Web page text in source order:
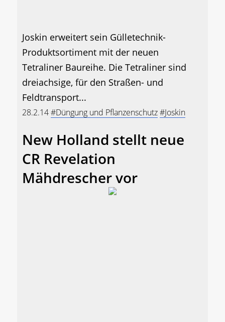
Joskin erweitert sein Gülletechnik-
Produktsortiment mit der neuen
Tetraliner Baureihe. Die Tetraliner sind
dreiachsige, für den Straßen- und
Feldtransport...
28.2.14#Düngung und Pflanzenschutz#Joskin
New Holland stellt neue
CR Revelation
Mähdrescher vor